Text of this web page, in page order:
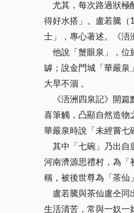
尤其，每次路過狀極
得好水搭」。盧若騰（
士」，專心著述。《浯
他說「蟹眼泉」，位
罅；說金門城「華嚴泉
大旱不涸 。
《浯洲四泉記》開篇
喜筆觸，凸顯自然造物
華嚴泉時說「未經嘗七
其中「七碗」乃出自
河南濟源思禮村，為「
稱，被後世尊為「茶仙
盧若騰與茶仙盧仝同
生活清苦，常與一奴一